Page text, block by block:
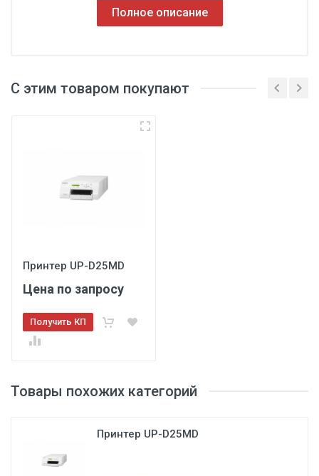
Товары похожих категорий
Принтер UP-D25MD
Полное описание
С этим товаром покупают
Принтер UP-D25MD
Цена по запросу
Получить КП